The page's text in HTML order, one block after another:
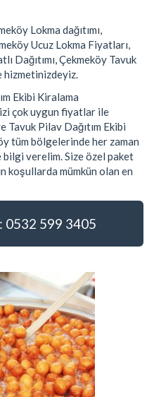
Lokma dağıtımı,
Ucuz Lokma Fiyatları,
Dağıtımı, Çekmeköy Tavuk
hizmetinizdeyiz.
Ekibi Kiralama
çok uygun fiyatlar ile
Pilav Dağıtım Ekibi
tüm bölgelerinde her zaman
bilgi verelim. Size özel paket
koşullarda mümkün olan en
0532 599 3405